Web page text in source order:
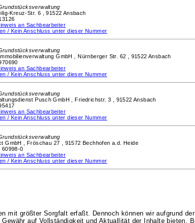
Kreuz-Str. 6 ,91522 Ansbach
an Sachbearbeiter
/ Kein Anschluss unter dieser Nummer
GmbH ,Nürnberger Str. 62 , 91522 Ansbach
an Sachbearbeiter
/ Kein Anschluss unter dieser Nummer
Pusch GmbH ,Friedrichstr. 3 , 91522 Ansbach
an Sachbearbeiter
/ Kein Anschluss unter dieser Nummer
GmbH , Fröschau 27 , 91572 Bechhofen a.d. Heide
60998-0
an Sachbearbeiter
/ Kein Anschluss unter dieser Nummer
mit größter Sorgfalt erfaßt. Dennoch können wir aufgrund
Gewähr auf Vollständigkeit und Aktuallität der Inhalte bieten.